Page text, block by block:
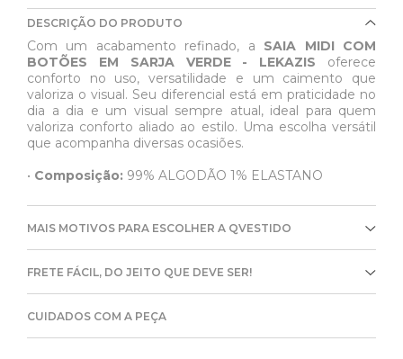
DESCRIÇÃO DO PRODUTO
Com um acabamento refinado, a SAIA MIDI COM
BOTÕES EM SARJA VERDE - LEKAZIS oferece
conforto no uso, versatilidade e um caimento que
valoriza o visual. Seu diferencial está em praticidade no
dia a dia e um visual sempre atual, ideal para quem
valoriza conforto aliado ao estilo. Uma escolha versátil
que acompanha diversas ocasiões.
• Composição: 99% ALGODÃO 1% ELASTANO
MAIS MOTIVOS PARA ESCOLHER A QVESTIDO
FRETE FÁCIL, DO JEITO QUE DEVE SER!
CUIDADOS COM A PEÇA